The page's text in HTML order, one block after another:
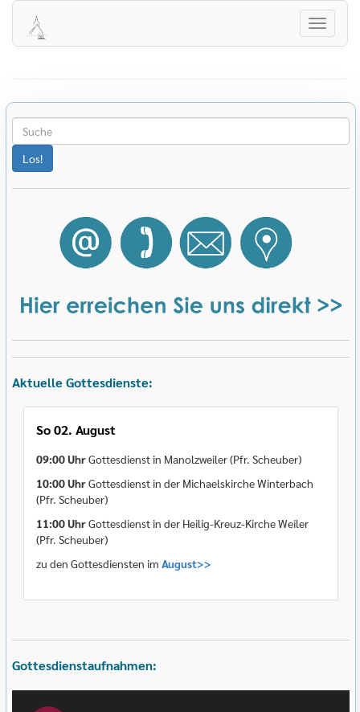
öffnen
Herzlich Willkommen auf der Homepage
der evangelischen Kirchengemeinde
Winterbach!
Aktuelle Gottesdienste:
So 02. August
09:00 UhrGottesdienst in Manolzweiler (Pfr. Scheuber)
10:00 UhrGottesdienst in der Michaelskirche Winterbach
(Pfr. Scheuber)
11:00 UhrGottesdienst in der Heilig-Kreuz-Kirche Weiler
(Pfr. Scheuber)
zu den Gottesdiensten im August>>
Gottesdienstaufnahmen: